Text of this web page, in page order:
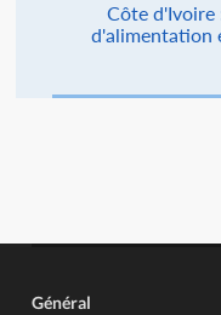
Côte d'Ivoire
d'alimentation
Général